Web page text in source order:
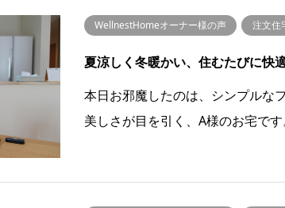
WellnestHomeオーナー様の声 注文住
夏涼しく冬暖かい、住むたびに快
本日お邪魔したのは、シンプルな
美しさが目を引く、A様のお宅で